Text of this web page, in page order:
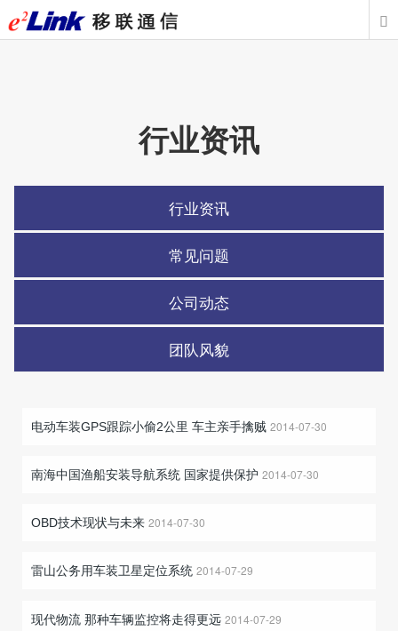

行业资讯
行业资讯
常见问题
公司动态
团队风貌
电动车装GPS跟踪小偷2公里 车主亲手擒贼 2014-07-30
南海中国渔船安装导航系统 国家提供保护 2014-07-30
OBD技术现状与未来 2014-07-30
雷山公务用车装卫星定位系统 2014-07-29
现代物流 那种车辆监控将走得更远 2014-07-29